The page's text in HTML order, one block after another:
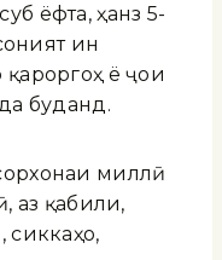
ёфта, ҳанӯз 5-
ин
ё ҷои
буданд.
миллӣ
аз қабили,
сиккаҳо,